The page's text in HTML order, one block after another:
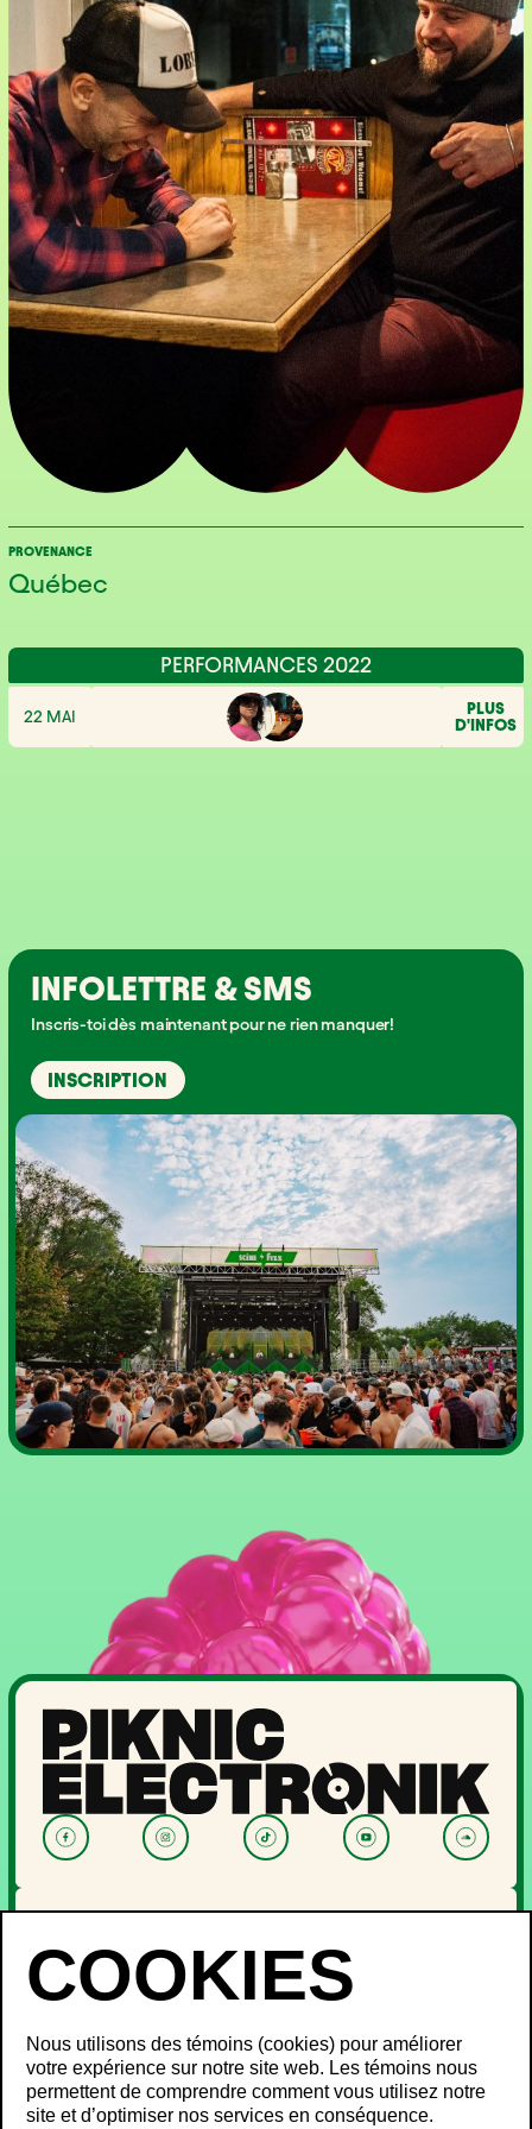
PROVENANCE
Québec
PERFORMANCES 2022
22 MAI
PLUS
D'INFOS
INFOLETTRE & SMS
Inscris-toi dès maintenant pour ne rien manquer!
INSCRIPTION
PROGRAMMATION
OFF PIKNIC
PASSES ET BILLETS
LE FESTIVAL
À propos
Partenaires
Nous utilisons des témoins (cookies) pour améliorer
votre expérience sur notre site web. Les témoins nous
permettent de comprendre comment vous utilisez notre
site et d’optimiser nos services en conséquence.